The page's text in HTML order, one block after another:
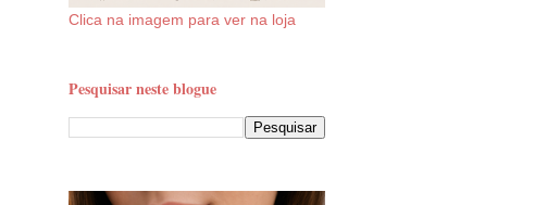
Clica na imagem para ver na loja
Pesquisar neste blogue